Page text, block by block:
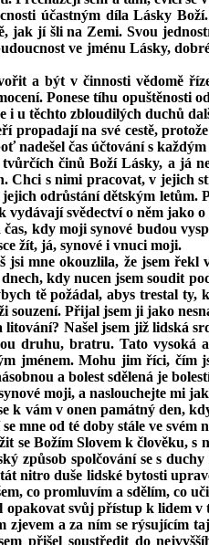
účastným díla Lásky
jak jí šli na Zemi. Svou
ve jménu Lásky,
a být v činnosti vědomě
Ponese tíhu opuštěnosti
i u těchto zbloudilých duchů
propadají na své cestě,
nadešel čas účtování s
činů Boží Lásky, a já
s nimi pracovat, v jejich
odrůstání dětským
vydávají svědectví o něm jako
čas, kdy moji synové budou
žít, já, synové i vnuci moji.
mne okouzlila, že jsem řekl
kdy nucen jsem soudit
tě požádal, abys trestal ty,
souzení. Přijal jsem ji jako
Našel jsem již lidská
druhu, bratru. Tato
jménem. Mohu jim říci, čím
a bolest sdělená je
moji, a naslouchejte mi
k vám v onen památný den,
mne od té doby stále ve svém
se Božím Slovem k člověku, s
způsob spolčování se s
nitro duše lidské bytosti
co promluvím a sdělím, co
opakovat svůj přístup k lidem
zjevem a za ním se rýsujícím
přišel soustředit do